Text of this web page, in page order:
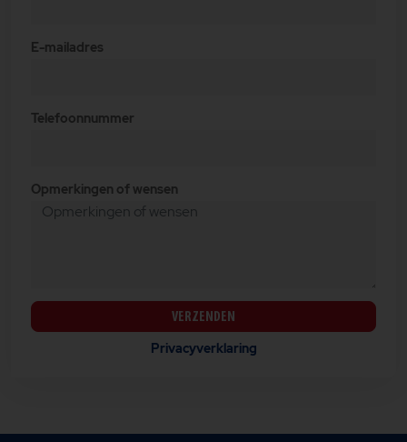
E-mailadres
Telefoonnummer
Opmerkingen of wensen
VERZENDEN
Privacyverklaring